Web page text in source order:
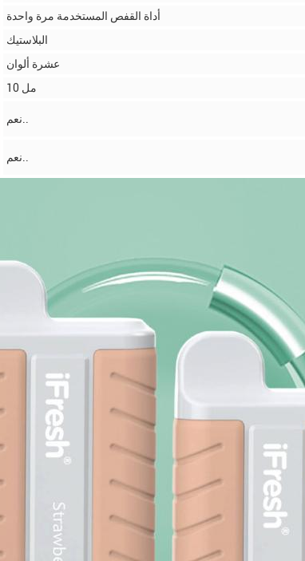
أداة القفص المستخدمة مرة واحدة
البلاستيك
عشرة ألوان
10 مل